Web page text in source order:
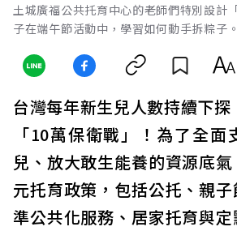
土城廣福公共托育中心的老師們特別設計
子在端午節活動中，學習如何動手拆粽子。
台灣每年新生兒人數持續下探
「10萬保衛戰」！為了全
兒、放大敢生能養的資源底
元托育政策，包括公托、親
準公共化服務、居家托育與定